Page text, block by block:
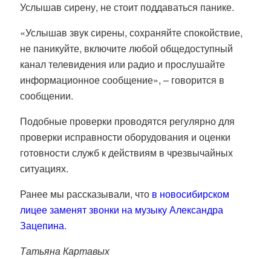
Услышав сирену, не стоит поддаваться панике.
«Услышав звук сирены, сохраняйте спокойствие,
не паникуйте, включите любой общедоступный
канал телевидения или радио и прослушайте
информационное сообщение», – говорится в
сообщении.
Подобные проверки проводятся регулярно для
проверки исправности оборудования и оценки
готовности служб к действиям в чрезвычайных
ситуациях.
Ранее мы рассказывали, что в новосибирском
лицее заменят звонки на музыку Александра
Зацепина.
Татьяна Картавых